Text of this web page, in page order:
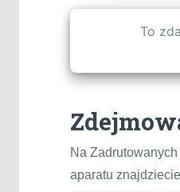
To
Na
aparatu